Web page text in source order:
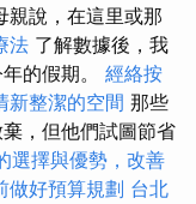
親說，在這里或那
法 了解數據後，我
的假期。 經絡按
新整潔的空間 那些
，但他們試圖節省
選擇與優勢，改善
做好預算規劃 台北